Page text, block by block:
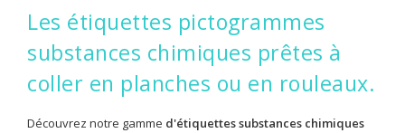
Les étiquettes pictogrammes
substances chimiques prêtes à
coller en planches ou en rouleaux.
Découvrez notre gamme d'étiquettes substances chimiques